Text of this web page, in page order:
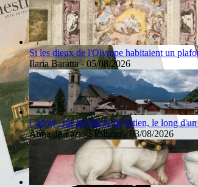
Si les dieux de l'Olympe habitaient un
Ilaria Baratta - 05/08/2026
Cadore, sur les traces de Titien, le long
Anna de Fazio Siciliano - 03/08/2026